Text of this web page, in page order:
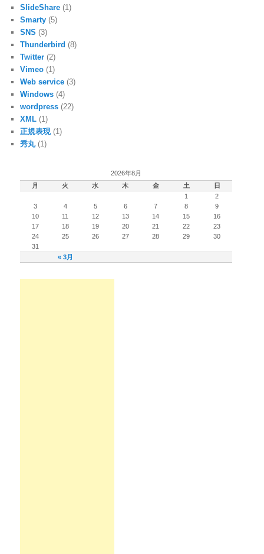
SlideShare (1)
Smarty (5)
SNS (3)
Thunderbird (8)
Twitter (2)
Vimeo (1)
Web service (3)
Windows (4)
wordpress (22)
XML (1)
正規表現 (1)
秀丸(1)
2026年8月
月
火 水 木 金 土 日
« 3月
1
2
3
4 5 6 7 8
9
10
11 12 13 14 15
16
17
18 19 20 21 22
23
24
25 26 27 28 29
30
31